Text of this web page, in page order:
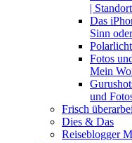
|
Das
Sinn
Fotos
Mein
und
Frisch
Dies & Das
Reiseblogger